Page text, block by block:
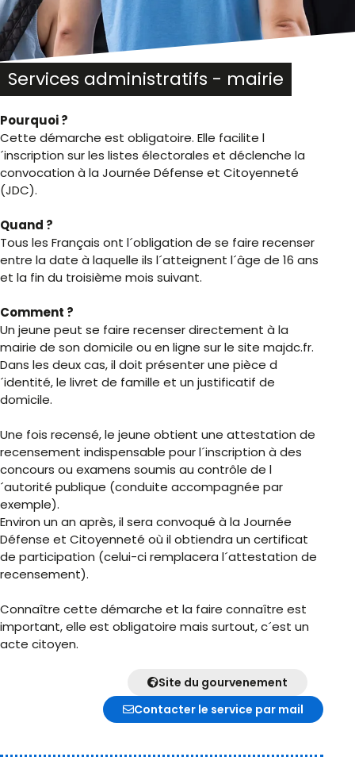
Services administratifs - mairie
Pourquoi ?
Cette démarche est obligatoire. Elle facilite l
´inscription sur les listes électorales et déclenche la
convocation à la Journée Défense et Citoyenneté
(JDC).
Quand ?
Tous les Français ont l´obligation de se faire recenser
entre la date à laquelle ils l´atteignent l´âge de 16 ans
et la fin du troisième mois suivant.
Comment ?
Un jeune peut se faire recenser directement à la
mairie de son domicile ou en ligne sur le site majdc.fr.
Dans les deux cas, il doit présenter une pièce d
´identité, le livret de famille et un justificatif de
domicile.
Une fois recensé, le jeune obtient une attestation de
recensement indispensable pour l´inscription à des
concours ou examens soumis au contrôle de l
´autorité publique (conduite accompagnée par
exemple).
Environ un an après, il sera convoqué à la Journée
Défense et Citoyenneté où il obtiendra un certificat
de participation (celui-ci remplacera l´attestation de
recensement).
Connaître cette démarche et la faire connaître est
important, elle est obligatoire mais surtout, c´est un
acte citoyen.
Site du gourvenement
Contacter le service par mail